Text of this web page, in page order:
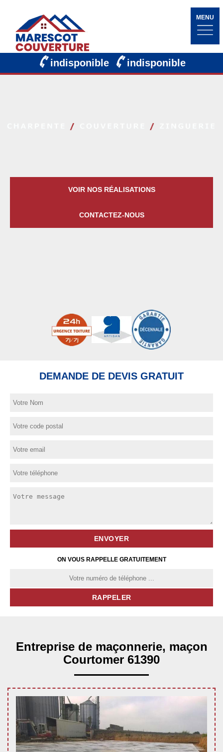
MENU
indisponible indisponible
VOIR NOS RÉALISATIONS
CONTACTEZ-NOUS
DEMANDE DE DEVIS GRATUIT
ON VOUS RAPPELLE GRATUITEMENT
Entreprise de maçonnerie, maçon
Courtomer 61390